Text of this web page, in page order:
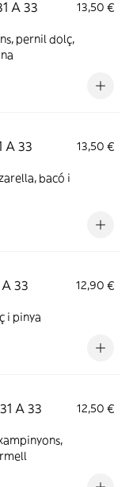
A 33
13,50 €
pernil dolç,
A 33
13,50 €
bacó i
33
12,90 €
i pinya
A 33
12,50 €